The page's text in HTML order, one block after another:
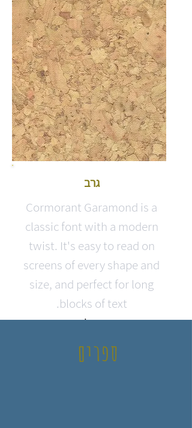
גרב
Cormorant Garamond is a
classic font with a modern
twist. It's easy to read on
screens of every shape and
size, and perfect for long
blocks of text.
עוד על גרב
ספרים